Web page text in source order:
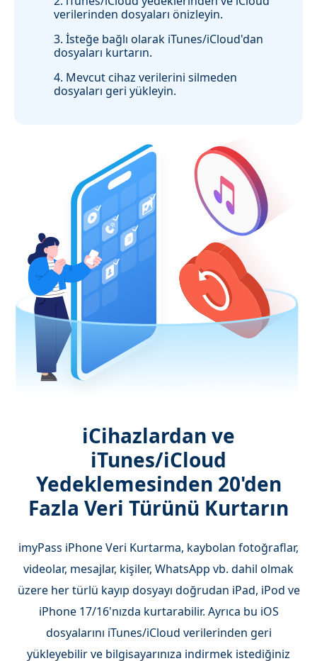
verilerinden dosyaları önizleyin.
3. İsteğe bağlı olarak iTunes/iCloud'dan
dosyaları kurtarın.
4. Mevcut cihaz verilerini silmeden
dosyaları geri yükleyin.
iCihazlardan ve
iTunes/iCloud
Yedeklemesinden 20'den
Fazla Veri Türünü Kurtarın
imyPass iPhone Veri Kurtarma, kaybolan fotoğraflar,
videolar, mesajlar, kişiler, WhatsApp vb. dahil olmak
üzere her türlü kayıp dosyayı doğrudan iPad, iPod ve
iPhone 17/16'nızda kurtarabilir. Ayrıca bu iOS
dosyalarını iTunes/iCloud verilerinden geri
yükleyebilir ve bilgisayarınıza indirmek istediğiniz